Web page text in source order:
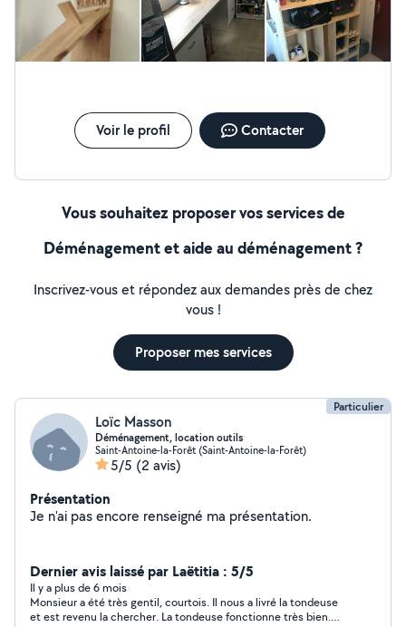
Voir le profil Contacter
Vous souhaitez proposer vos services de
Déménagement et aide au déménagement ?
Inscrivez-vous et répondez aux demandes près de chez
vous !
Proposer mes services
Particulier
Loïc Masson
Déménagement, location outils
Saint-Antoine-la-Forêt (Saint-Antoine-la-Forêt)
5/5 (2 avis)
Présentation
Je n'ai pas encore renseigné ma présentation.
Dernier avis laissé par Laëtitia : 5/5
Il y a plus de 6 mois
Monsieur a été très gentil, courtois. Il nous a livré la tondeuse
et est revenu la chercher. La tondeuse fonctionne très bien.